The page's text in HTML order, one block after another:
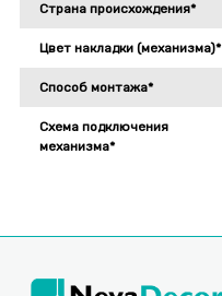
Страна происхождения*
Цвет накладки (механизма)*
Способ монтажа*
Схема подключения
механизма*